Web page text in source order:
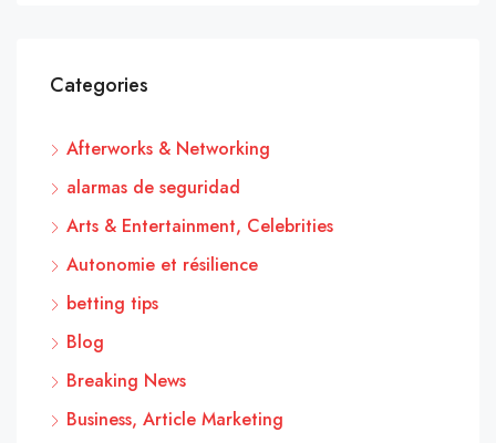
Categories
Afterworks & Networking
alarmas de seguridad
Arts & Entertainment, Celebrities
Autonomie et résilience
betting tips
Blog
Breaking News
Business, Article Marketing